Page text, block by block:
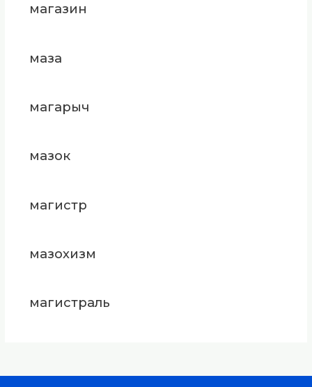
магазин
маза
магарыч
мазок
магистр
мазохизм
магистраль